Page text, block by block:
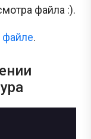
файла :).
файле.